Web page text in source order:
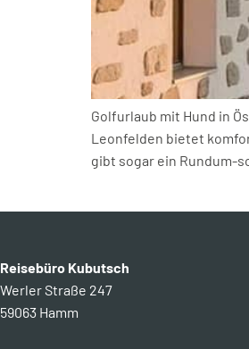
Golfurlaub mit Hund in
Leonfelden bietet
gibt sogar ein Rundum-
Reisebüro Kubutsch
Werler Straße 247
59063 Hamm